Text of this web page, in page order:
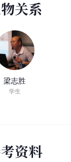
物关系
梁志胜
学生
考资料